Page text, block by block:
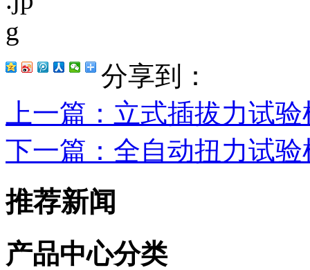
分享到：
上一篇 ：立式插拔力试
下一篇 ：全自动扭力试
推荐新闻
产品中心分类